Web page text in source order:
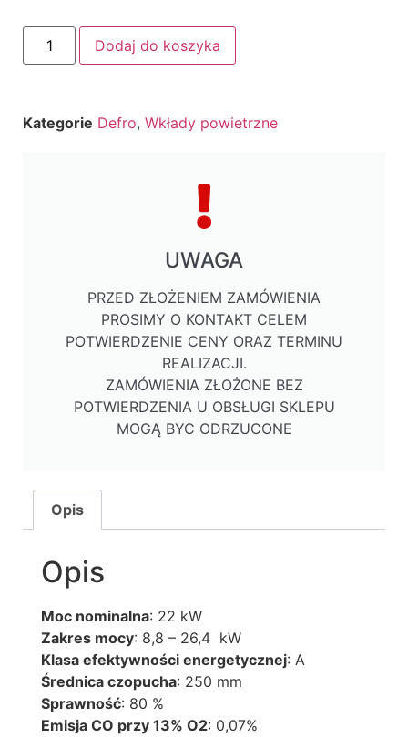
Dodaj do koszyka
Kategorie Defro, Wkłady powietrzne
UWAGA
PRZED ZŁOŻENIEM ZAMÓWIENIA
PROSIMY O KONTAKT CELEM
POTWIERDZENIE CENY ORAZ TERMINU
REALIZACJI.
ZAMÓWIENIA ZŁOŻONE BEZ
POTWIERDZENIA U OBSŁUGI SKLEPU
MOGĄ BYC ODRZUCONE
Opis
Opis
Moc nominalna: 22 kW
Zakres mocy: 8,8 – 26,4 kW
Klasa efektywności energetycznej: A
Średnica czopucha: 250 mm
Sprawność: 80 %
Emisja CO przy 13% O2: 0,07%